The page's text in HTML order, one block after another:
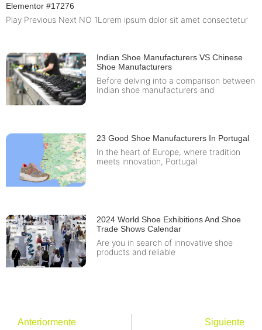
Elementor #17276
Play Previous Next NO 1Lorem ipsum dolor sit amet consectetur
Indian Shoe Manufacturers VS Chinese
Shoe Manufacturers
Before delving into a comparison between
Indian shoe manufacturers and
23 Good Shoe Manufacturers In Portugal
In the heart of Europe, where tradition
meets innovation, Portugal
2024 World Shoe Exhibitions And Shoe
Trade Shows Calendar
Are you in search of innovative shoe
products and reliable
Anteriormente Siguiente